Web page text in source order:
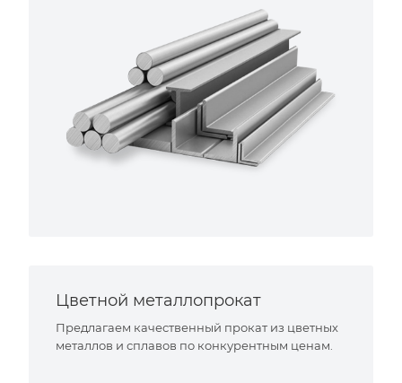
Цветной металлопрокат
Предлагаем качественный прокат из цветных
металлов и сплавов по конкурентным ценам.